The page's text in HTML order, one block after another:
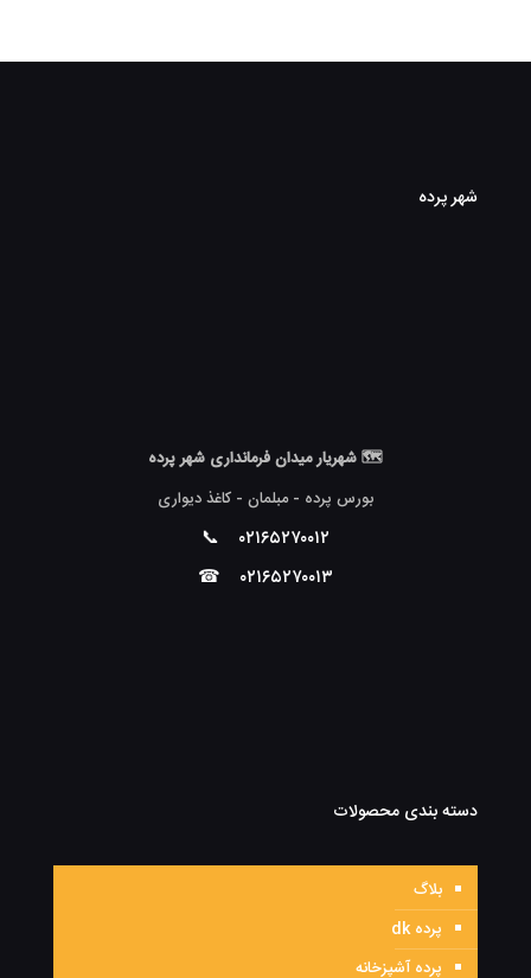
شهر پرده
🗺 شهریار میدان فرمانداری شهر پرده
بورس پرده - مبلمان - کاغذ دیواری
۰۲۱۶۵۲۷۰۰۱۲ 📞
۰۲۱۶۵۲۷۰۰۱۳ ☎
دسته بندی محصولات
بلاگ
پرده dk
پرده آشپزخانه